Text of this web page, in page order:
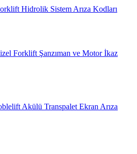
Hidrolik Sistem Arıza Kodları
Forklift Şanzıman ve Motor İkaz
Akülü Transpalet Ekran Arıza